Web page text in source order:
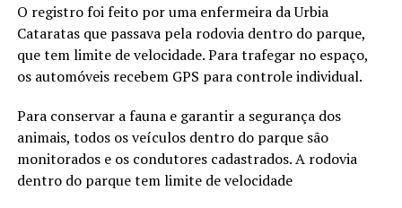
O registro foi feito por uma enfermeira da Urbia
Cataratas que passava pela rodovia dentro do parque,
que tem limite de velocidade. Para trafegar no espaço,
os automóveis recebem GPS para controle individual.
Para conservar a fauna e garantir a segurança dos
animais, todos os veículos dentro do parque são
monitorados e os condutores cadastrados. A rodovia
dentro do parque tem limite de velocidade